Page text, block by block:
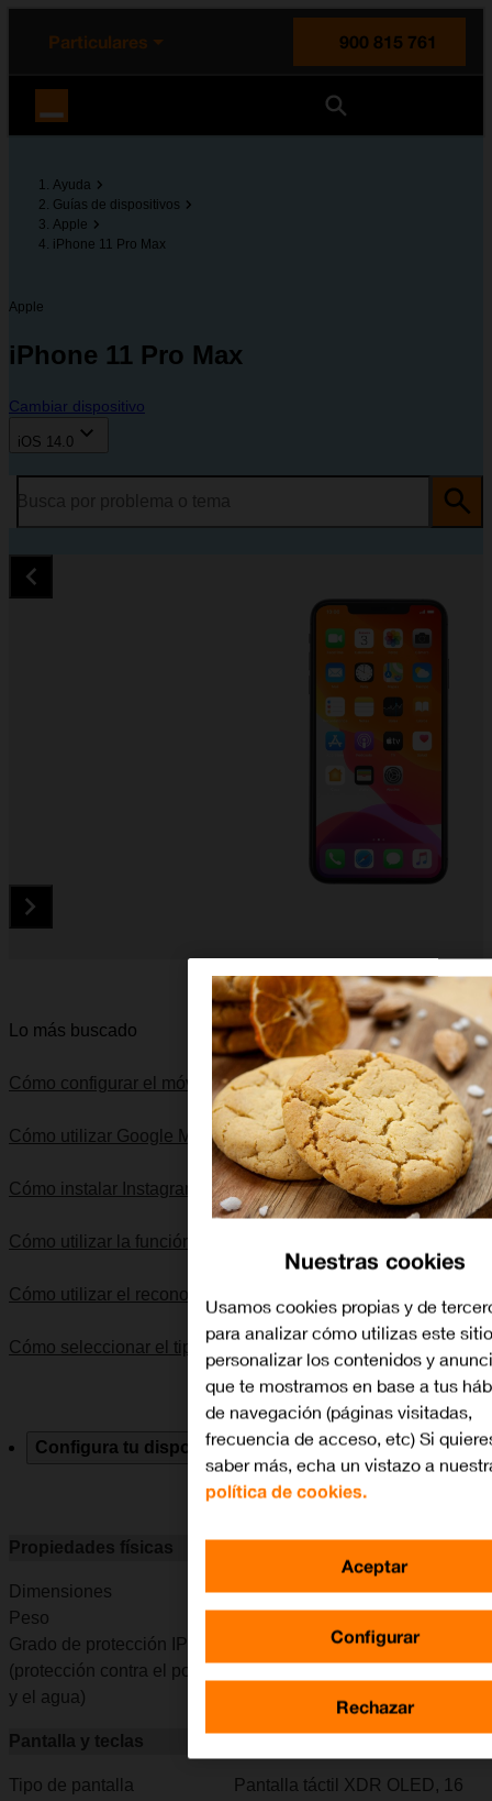
principal
la página
Particulares
900 815 761
Ayuda
Guías de dispositivos
Apple
iPhone 11 Pro Max
Apple
iPhone 11 Pro Max
Cambiar dispositivo
iOS 14.0
Lo más buscado
Cómo configurar el móvil para internet
Cómo utilizar Google Maps
Cómo instalar Instagram
Cómo utilizar la función de "No molestar"
Cómo utilizar el reconocimiento facial (Face ID)
Cómo seleccionar el tipo de red
Configura tu dispositivo Solución de problemas
Propiedades físicas
Dimensiones
158 x 77,8 x 8,1 mm
Peso
Grado de protección IP
(protección contra el polvo
y el agua)
IP68 resistente al agua y al
Pantalla y teclas
Tipo de pantalla
Pantalla táctil XDR OLED, 16
Nuestras cookies
Usamos cookies propias y de
para analizar cómo utilizas este
personalizar los contenidos y
que te mostramos en base a tus
de navegación (páginas visitadas,
frecuencia de acceso, etc) Si
saber más, echa un vistazo a
política de cookies.
Configurar
Rechazar
Aceptar